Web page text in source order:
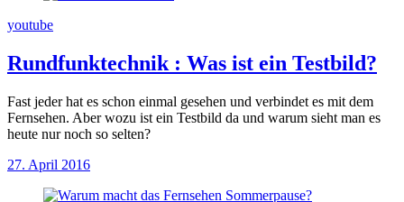
youtube
Rundfunktechnik : Was ist ein Testbild?
Fast jeder hat es schon einmal gesehen und verbindet es mit dem
Fernsehen. Aber wozu ist ein Testbild da und warum sieht man es
heute nur noch so selten?
27. April 2016